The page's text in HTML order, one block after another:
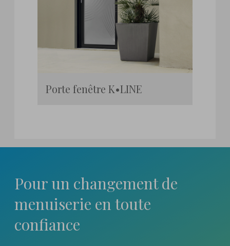
Porte fenêtre K•LINE
Pour un changementde
menuiserie en toute
confiance